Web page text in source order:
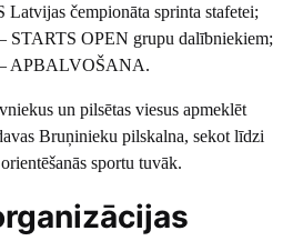
čempionāta sprinta stafetei;
STARTS OPEN grupu dalībniekiem;
– APBALVOŠANA.
un pilsētas viesus apmeklēt
Bruņinieku pilskalna, sekot līdzi
sportu tuvāk.